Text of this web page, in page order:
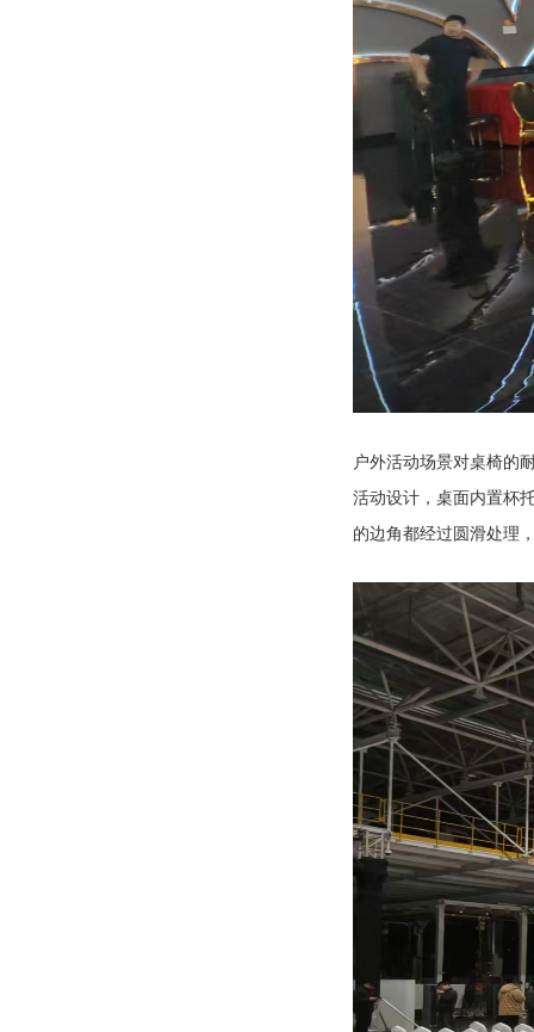
户外活动场景对桌椅的
活动设计，桌面内置杯
的边角都经过圆滑处理